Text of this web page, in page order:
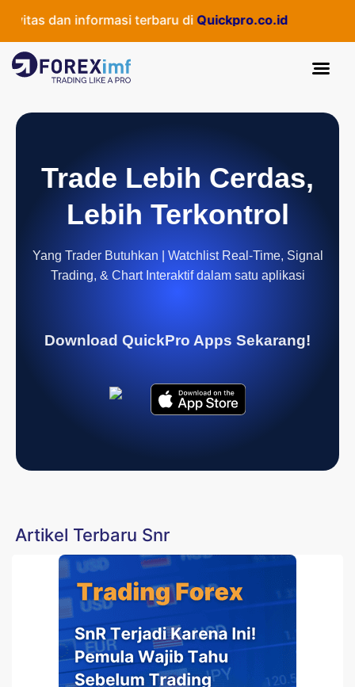
dan informasi terbaru di Quickpro.co.id
Trade Lebih Cerdas,
Lebih Terkontrol
Yang Trader Butuhkan | Watchlist Real-Time, Signal
Trading, & Chart Interaktif dalam satu aplikasi
Download QuickPro Apps Sekarang!
Artikel Terbaru Snr